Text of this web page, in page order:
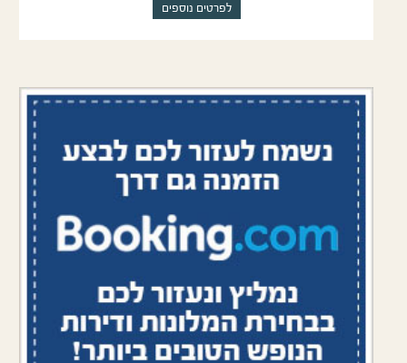
לפרטים נוספים